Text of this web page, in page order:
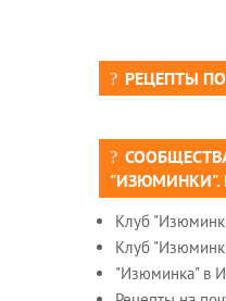
РЕЦЕПТЫ
"ИЗЮМИНКИ".
Клуб
Клуб
"Изюминка" в